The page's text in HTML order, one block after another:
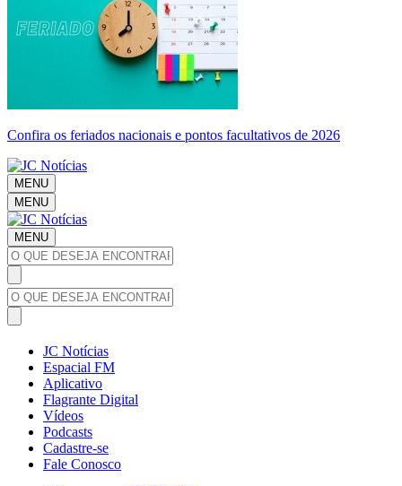
Confira os feriados nacionais e pontos facultativos de 2026
MENU
MENU
MENU
JC Notícias
Espacial FM
Aplicativo
Flagrante Digital
Vídeos
Podcasts
Cadastre-se
Fale Conosco